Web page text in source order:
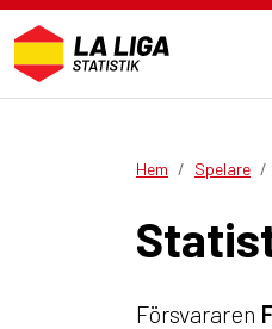
Hem Spelare
Försvararen